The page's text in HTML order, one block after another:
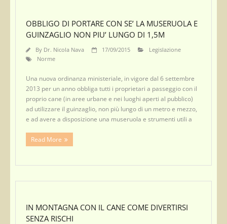
OBBLIGO DI PORTARE CON SE’ LA MUSERUOLA E
GUINZAGLIO NON PIU’ LUNGO DI 1,5M
By Dr. Nicola Nava 17/09/2015
Legislazione
Norme
Una nuova ordinanza ministeriale, in vigore dal 6 settembre
2013 per un anno obbliga tutti i proprietari a passeggio con il
proprio cane (in aree urbane e nei luoghi aperti al pubblico)
ad utilizzare il guinzaglio, non più lungo di un metro e mezzo,
e ad avere a disposizione una museruola e strumenti utili a
Read More
IN MONTAGNA CON IL CANE COME DIVERTIRSI
SENZA RISCHI